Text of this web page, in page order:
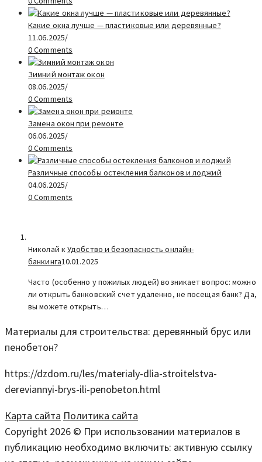
Какие окна лучше — пластиковые или деревянные?
11.06.2025/
0 Comments
Зимний монтаж окон
08.06.2025/
0 Comments
Замена окон при ремонте
06.06.2025/
0 Comments
Различные способы остекления балконов и лоджий
04.06.2025/
0 Comments
Николай кУдобство и безопасность онлайн-
банкинга10.01.2025
Часто (особенно у пожилых людей) возникает вопрос: можно
ли открыть банковский счет удаленно, не посещая банк? Да,
вы можете открыть…
Материалы для строительства: деревянный брус или
пенобетон?
https://dzdom.ru/les/materialy-dlia-stroitelstva-
dereviannyi-brys-ili-penobeton.html
Карта сайта Политика сайта
Copyright 2026 © При использовании материалов в
публикацию необходимо включить: активную ссылку